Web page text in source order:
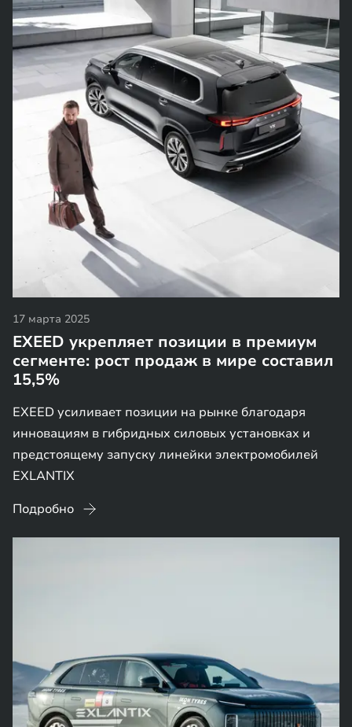
17 марта 2025
EXEED укрепляет позиции в премиум
сегменте: рост продаж в мире составил
15,5%
EXEED усиливает позиции на рынке благодаря
инновациям в гибридных силовых установках и
предстоящему запуску линейки электромобилей
EXLANTIX
Подробно